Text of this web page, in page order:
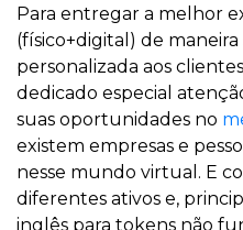
Para entregar a melhor
(físico+digital) de maneira
personalizada aos
dedicado especial
suas oportunidades no
existem empresas e
nesse mundo virtual. E
diferentes ativos e,
inglês para tokens não